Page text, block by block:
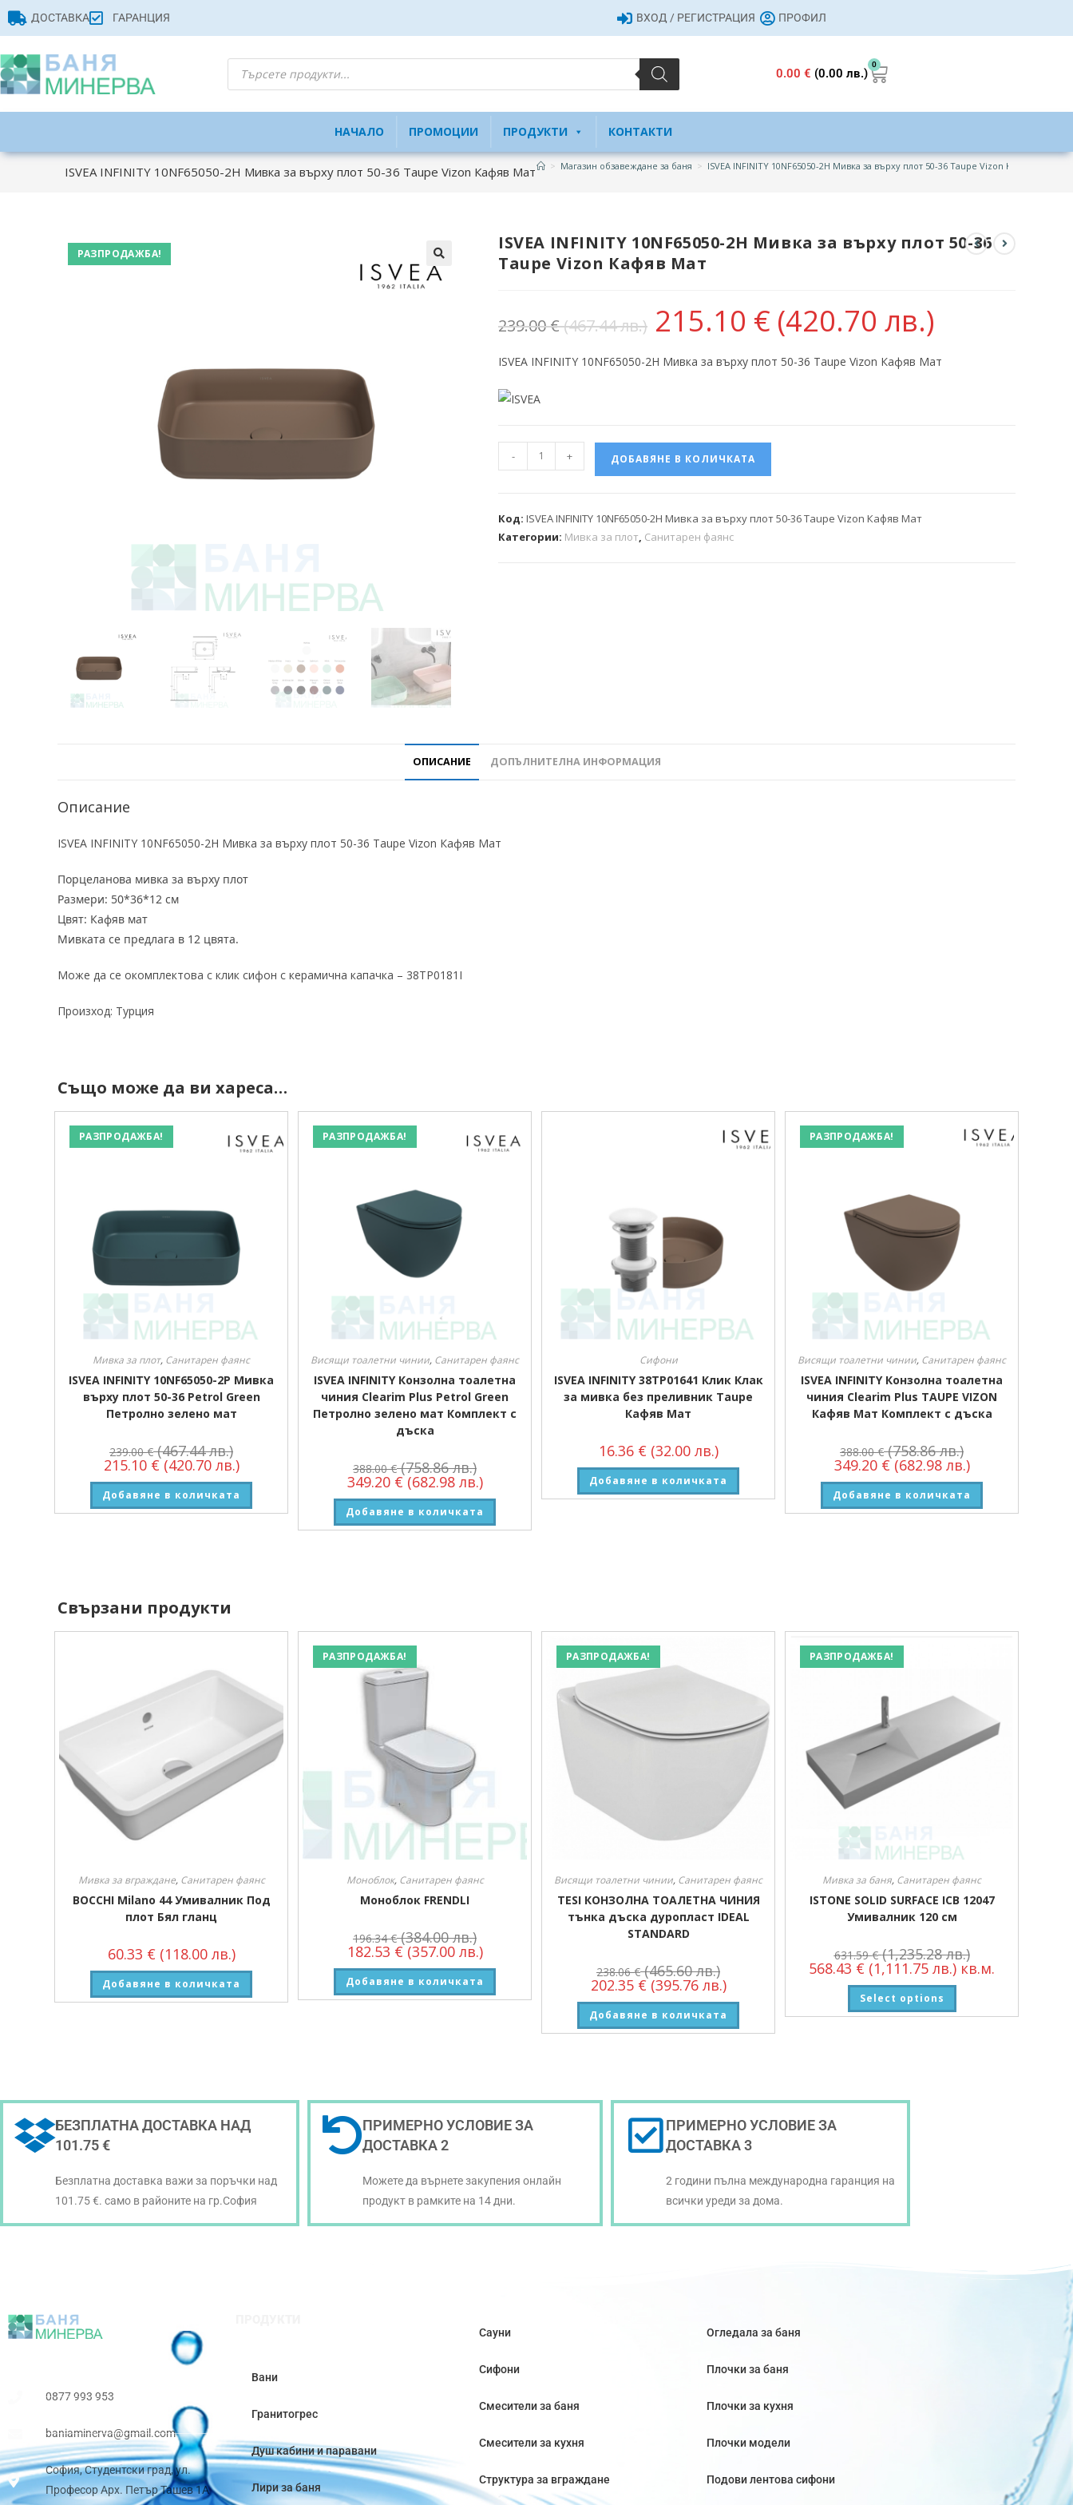
ДОСТАВКА ГАРАНЦИЯ ВХОД / РЕГИСТРАЦИЯ ПРОФИЛ
0.00€ (0.00 лв.)
0
НАЧАЛО ПРОМОЦИИ ПРОДУКТИ КОНТАКТИ
ISVEA INFINITY 10NF65050-2H Мивка за върху плот 50-36 Taupe Vizon Кафяв Мат > Магазин обзавеждане за баня > ISVEA INFINITY 10NF65050-2H Мивка за върху плот 50-36 Taupe Vizon Кафяв Мат
РАЗПРОДАЖБА!
ISVEA INFINITY 10NF65050-2H Мивка за върху плот 50-36
Taupe Vizon Кафяв Мат
239.00€(467.44 лв.) 215.10 € (420.70 лв.)
ISVEA INFINITY 10NF65050-2H Мивка за върху плот 50-36 Taupe Vizon Кафяв Мат
- + ДОБАВЯНЕ В КОЛИЧКАТА
Код: ISVEA INFINITY 10NF65050-2H Мивка за върху плот 50-36 Taupe Vizon Кафяв Мат
Категории: Мивка за плот, Санитарен фаянс
ОПИСАНИЕ ДОПЪЛНИТЕЛНА ИНФОРМАЦИЯ
Описание
ISVEA INFINITY 10NF65050-2H Мивка за върху плот 50-36 Taupe Vizon Кафяв Мат
Порцеланова мивка за върху плот
Размери: 50*36*12 см
Цвят: Кафяв мат
Мивката се предлага в 12 цвята.
Може да се окомплектова с клик сифон с керамична капачка – 38TP0181I
Произход: Турция
Също може да ви хареса…
РАЗПРОДАЖБА!
Мивка за плот, Санитарен фаянс
ISVEA INFINITY 10NF65050-2P Мивка
върху плот 50-36 Petrol Green
Петролно зелено мат
239.00€ (467.44 лв.)
215.10 € (420.70 лв.)
Добавяне в количката
РАЗПРОДАЖБА!
Висящи тоалетни чинии, Санитарен фаянс
ISVEA INFINITY Конзолна тоалетна
чиния Clearim Plus Petrol Green
Петролно зелено мат Комплект с
дъска
388.00€ (758.86 лв.)
349.20 € (682.98 лв.)
Добавяне в количката
Сифони
ISVEA INFINITY 38TP01641 Клик Клак
за мивка без преливник Taupe
Кафяв Мат
16.36 € (32.00 лв.)
Добавяне в количката
РАЗПРОДАЖБА!
Висящи тоалетни чинии, Санитарен фаянс
ISVEA INFINITY Конзолна тоалетна
чиния Clearim Plus TAUPE VIZON
Кафяв Мат Комплект с дъска
388.00€ (758.86 лв.)
349.20 € (682.98 лв.)
Добавяне в количката
Свързани продукти
Мивка за вграждане, Санитарен фаянс
BOCCHI Milano 44 Умивалник Под
плот Бял гланц
60.33 € (118.00 лв.)
Добавяне в количката
РАЗПРОДАЖБА!
Моноблок, Санитарен фаянс
Моноблок FRENDLI
196.34€ (384.00 лв.)
182.53 € (357.00 лв.)
Добавяне в количката
РАЗПРОДАЖБА!
Висящи тоалетни чинии, Санитарен фаянс
TESI КОНЗОЛНА ТОАЛЕТНА ЧИНИЯ
тънка дъска дуропласт IDEAL
STANDARD
238.06€ (465.60 лв.)
202.35 € (395.76 лв.)
Добавяне в количката
РАЗПРОДАЖБА!
Мивка за баня, Санитарен фаянс
ISTONE SOLID SURFACE ICB 12047
Умивалник 120 см
631.59€ (1,235.28 лв.)
568.43 € (1,111.75 лв.) кв.м.
Select options
БЕЗПЛАТНА ДОСТАВКА НАД
101.75 €
Безплатна доставка важи за поръчки над
101.75 €. само в районите на гр.София
ПРИМЕРНО УСЛОВИЕ ЗА
ДОСТАВКА 2
Можете да върнете закупения онлайн
продукт в рамките на 14 дни.
ПРИМЕРНО УСЛОВИЕ ЗА
ДОСТАВКА 3
2 години пълна международна гаранция на
всички уреди за дома.
0877 993 953
baniaminerva@gmail.com
София, Студентски град, ул.
Професор Арх. Петър Ташев 1А
Вани
Гранитогрес
Душ кабини и паравани
Лири за баня
Сауни
Сифони
Смесители за баня
Смесители за кухня
Структура за вграждане
Огледала за баня
Плочки за баня
Плочки за кухня
Плочки модели
Подови лентова сифони